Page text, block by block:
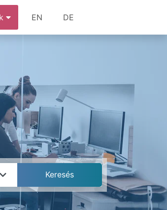
EN DE